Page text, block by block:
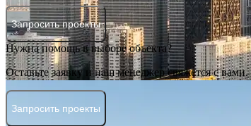
Запросить проекты
Нужна помощь в выборе объекта?
Оставьте заявку и наш менеджер свяжется с вами.
Запросить проекты